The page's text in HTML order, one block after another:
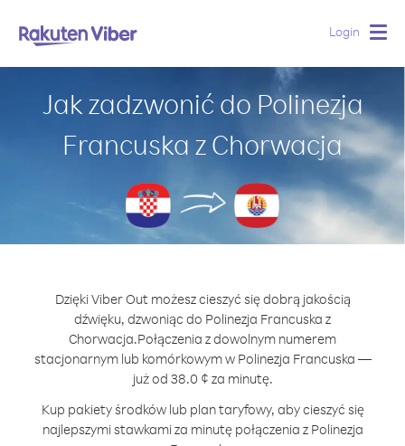
Login
Jak zadzwonić do Polinezja
Francuska z Chorwacja
Dzięki Viber Out możesz cieszyć się dobrą jakością
dźwięku, dzwoniąc do Polinezja Francuska z
Chorwacja.Połączenia z dowolnym numerem
stacjonarnym lub komórkowym w Polinezja Francuska —
już od 38.0 ¢ za minutę.
Kup pakiety środków lub plan taryfowy, aby cieszyć się
najlepszymi stawkami za minutę połączenia z Polinezja